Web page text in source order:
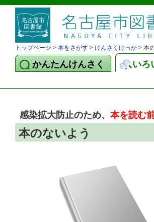
トップページ > 本をさがす > けんさくけっか > 本
かんたんけんさく いろ
感染拡大防止のため、本を読む
本のないよう